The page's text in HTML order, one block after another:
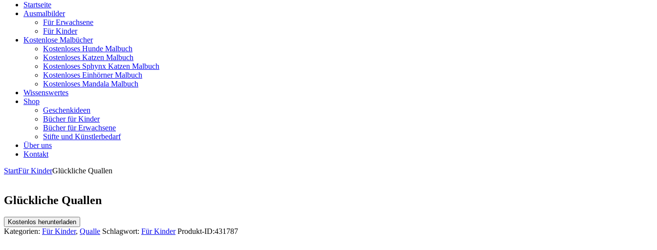
Startseite
Ausmalbilder
Für Erwachsene
Für Kinder
Kostenlose Malbücher
Kostenloses Hunde Malbuch
Kostenloses Katzen Malbuch
Kostenloses Sphynx Katzen Malbuch
Kostenloses Einhörner Malbuch
Kostenloses Mandala Malbuch
Wissenswertes
Shop
Geschenkideen
Bücher für Kinder
Bücher für Erwachsene
Stifte und Künstlerbedarf
Über uns
Kontakt
StartFür KinderGlückliche Quallen
Glückliche Quallen
Kostenlos herunterladen
Kategorien: Für Kinder, Qualle Schlagwort: Für Kinder Produkt-ID:431787